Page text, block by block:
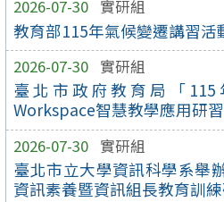
2026-07-30 實研組
教育部115年氣候變遷講習活
2026-07-30 實研組
臺北市政府教育局「115
Workspace智慧教學應用研習
2026-07-30 實研組
臺北市立大學資訊科學系舉
資訊素養暨資訊組長教育訓練